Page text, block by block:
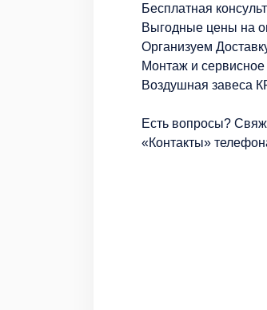
Бесплатная
Выгодные цены на
Организуем
Монтаж и сервисное
Воздушная завеса
Есть вопросы?
«Контакты»